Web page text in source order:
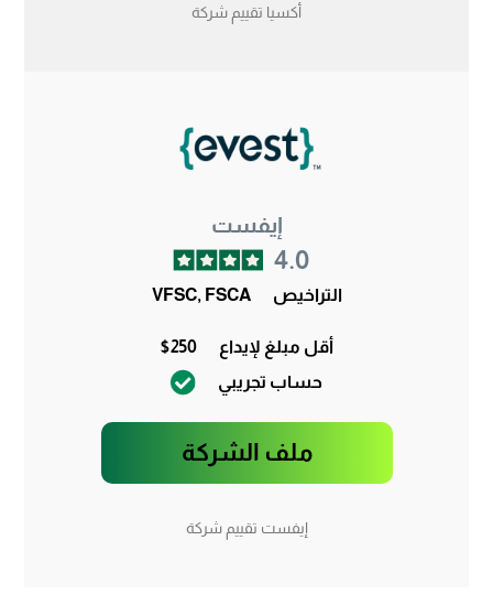
أكسيا تقييم شركة
إيفست
4.0
التراخيص VFSC, FSCA
أقل مبلغ لإيداع
$250
حساب تجريبي
ملف الشركة
إيفست تقييم شركة